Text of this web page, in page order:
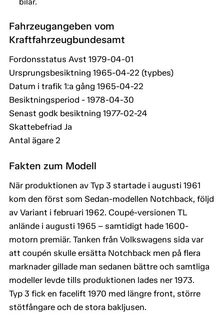
Fahrzeugangeben vom
Kraftfahrzeugbundesamt
Fordonsstatus Avst 1979-04-01
Ursprungsbesiktning 1965-04-22 (typbes)
Datum i trafik 1:a gång 1965-04-22
Besiktningsperiod - 1978-04-30
Senast godk besiktning 1977-02-24
Skattebefriad Ja
Antal ägare 2
Fakten zum Modell
När produktionen av Typ 3 startade i augusti 1961
kom den först som Sedan-modellen Notchback, följd
av Variant i februari 1962. Coupé-versionen TL
anlände i augusti 1965 – samtidigt hade 1600-
motorn premiär. Tanken från Volkswagens sida var
att coupén skulle ersätta Notchback men på flera
marknader gillade man sedanen bättre och samtliga
modeller levde tills produktionen lades ner 1973.
Typ 3 fick en facelift 1970 med längre front, större
stötfångare och de stora bakljusen.